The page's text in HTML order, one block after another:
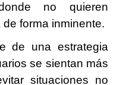
no quieren
forma inminente.
de una estrategia
se sientan más
situaciones no